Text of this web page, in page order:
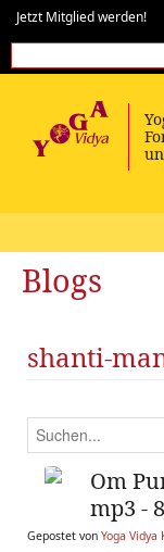
Jetzt Mitglied werden!
Blogs
shanti-
Om
mp3 -
Gepostet von Yoga